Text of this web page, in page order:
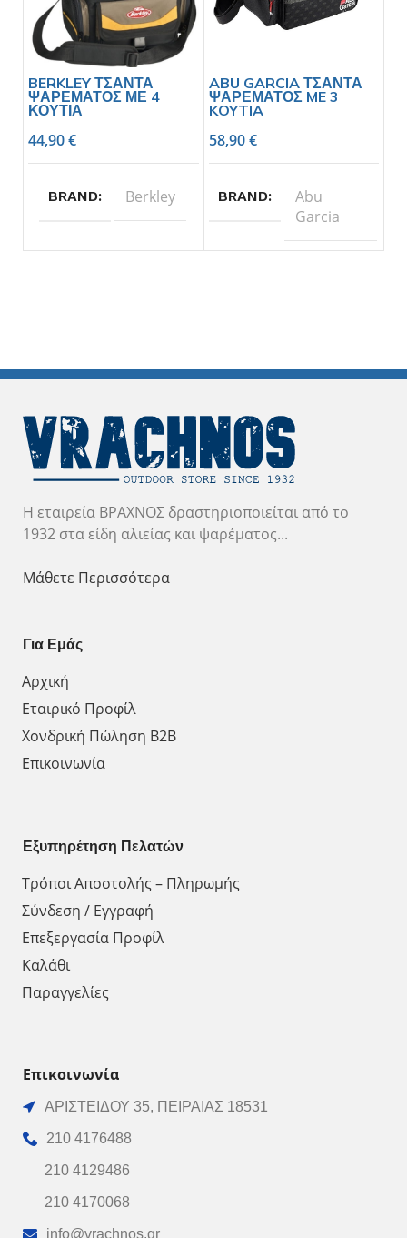
BERKLEY ΤΣΑΝΤΑ
ΨΑΡΕΜΑΤΟΣ ΜΕ 4
ΚΟΥΤΙΑ
44,90€
BRAND Berkley
ABU GARCIA ΤΣΑΝΤΑ
ΨΑΡΕΜΑΤΟΣ ME 3
KOYTIA
58,90€
BRAND
Abu
Garcia
Η εταιρεία ΒΡΑΧΝΟΣ δραστηριοποιείται από το
1932 στα είδη αλιείας και ψαρέματος...
Μάθετε Περισσότερα
Για Εμάς
Αρχική
Εταιρικό Προφίλ
Χονδρική Πώληση Β2Β
Επικοινωνία
Εξυπηρέτηση Πελατών
Τρόποι Αποστολής – Πληρωμής
Σύνδεση / Εγγραφή
Επεξεργασία Προφίλ
Καλάθι
Παραγγελίες
Επικοινωνία
ΑΡΙΣΤΕΙΔΟΥ 35, ΠΕΙΡΑΙΑΣ 18531
210 4176488
210 4129486
210 4170068
info@vrachnos.gr